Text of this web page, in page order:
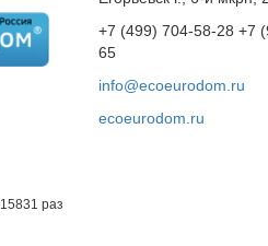
15831 раз
+7 (499) 704-58-28 +7
65
info@ecoeurodom.ru
ecoeurodom.ru